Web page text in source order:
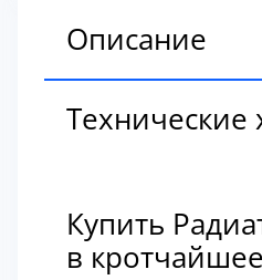
Описание
Технические
Купить
в